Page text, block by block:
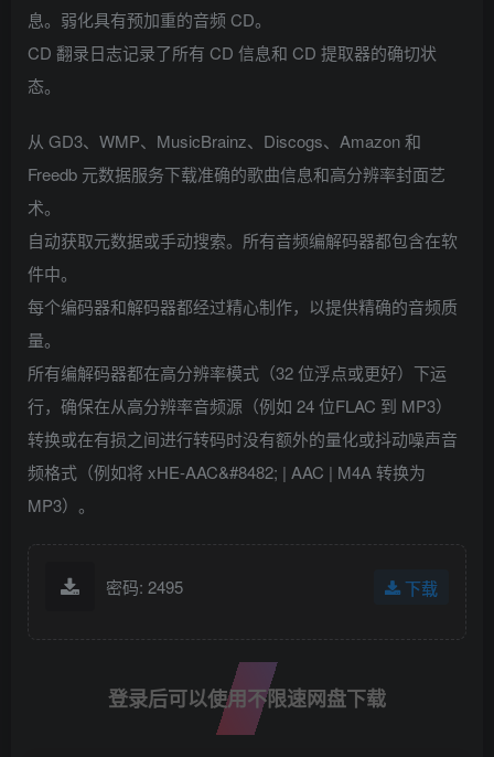
息。弱化具有预加重的音频 CD。
CD 翻录日志记录了所有 CD 信息和 CD 提取器的确切状
态。
从 GD3、WMP、MusicBrainz、Discogs、Amazon 和
Freedb 元数据服务下载准确的歌曲信息和高分辨率封面艺
术。
自动获取元数据或手动搜索。所有音频编解码器都包含在软
件中。
每个编码器和解码器都经过精心制作，以提供精确的音频质
量。
所有编解码器都在高分辨率模式（32 位浮点或更好）下运
行，确保在从高分辨率音频源（例如 24 位FLAC 到 MP3）
转换或在有损之间进行转码时没有额外的量化或抖动噪声音
频格式（例如将 xHE-AAC&#8482; | AAC | M4A 转换为
MP3）。
密码: 2495 下载
登录后可以使用不限速网盘下载